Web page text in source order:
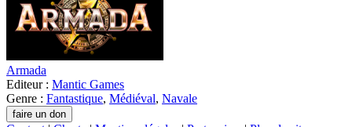
Armada
Editeur : Mantic Games
Genre : Fantastique, Médiéval, Navale